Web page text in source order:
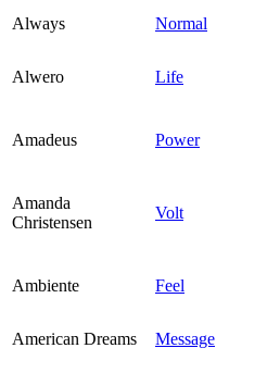
Always
Normal
Alwero Life
Amadeus Power
Amanda
Christensen
Volt
Ambiente Feel
American Dreams
Message